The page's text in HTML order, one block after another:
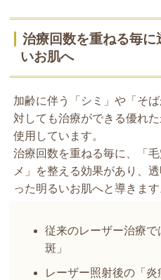
治療回数を重ねる毎
いお肌へ
加齢に伴う「シミ」や「そ
対しても治療ができる優れ
使用しています。
治療回数を重ねる毎に、「
メ」を整える効果があり、
った明るいお肌へと導きます
従来のレーザー治療
斑」
レーザー照射後の「炎